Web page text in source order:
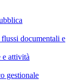
documentali e
attività
gestionale